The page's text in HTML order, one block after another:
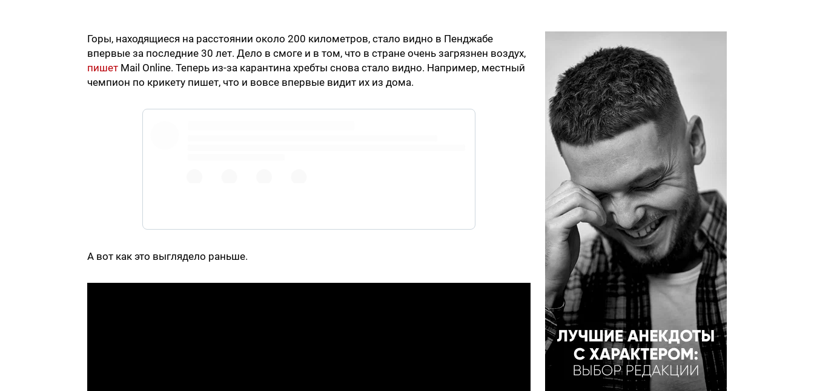
Горы, находящиеся на расстоянии около 200 километров, стало видно в Пенджабе
впервые за последние 30 лет. Дело в смоге и в том, что в стране очень загрязнен воздух,
пишет Mail Online. Теперь из-за карантина хребты снова стало видно. Например, местный
чемпион по крикету пишет, что и вовсе впервые видит их из дома.
А вот как это выглядело раньше.